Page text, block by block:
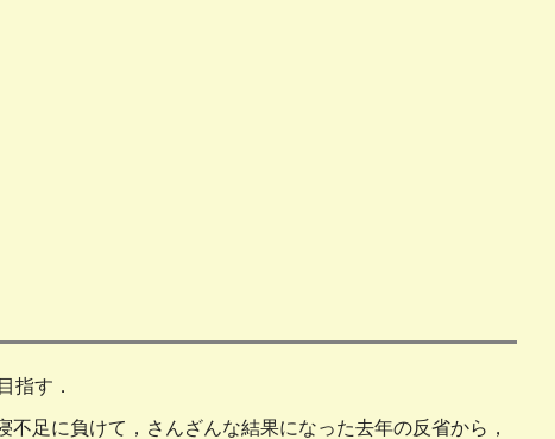
指す．
足に負けて，さんざんな結果になった去年の反省から，